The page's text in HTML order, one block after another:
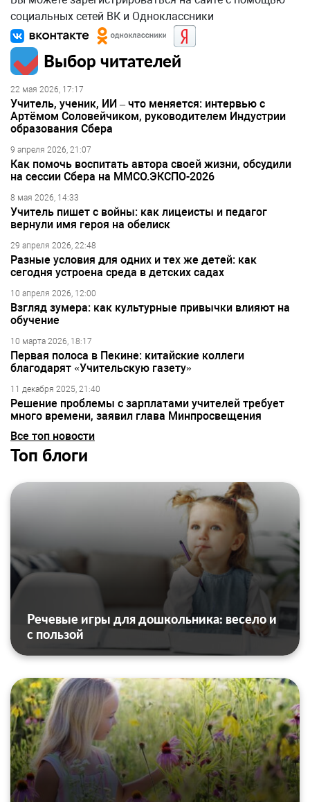
социальных сетей ВК и Одноклассники
Выбор читателей
22 мая 2026, 17:17
Учитель, ученик, ИИ – что меняется: интервью с
Артёмом Соловейчиком, руководителем Индустрии
образования Сбера
9 апреля 2026, 21:07
Как помочь воспитать автора своей жизни, обсудили
на сессии Сбера на ММСО.ЭКСПО-2026
8 мая 2026, 14:33
Учитель пишет с войны: как лицеисты и педагог
вернули имя героя на обелиск
29 апреля 2026, 22:48
Разные условия для одних и тех же детей: как
сегодня устроена среда в детских садах
10 апреля 2026, 12:00
Взгляд зумера: как культурные привычки влияют на
обучение
10 марта 2026, 18:17
Первая полоса в Пекине: китайские коллеги
благодарят «Учительскую газету»
11 декабря 2025, 21:40
Решение проблемы с зарплатами учителей требует
много времени, заявил глава Минпросвещения
Все топ новости
Топ блоги
Речевые игры для дошкольника: весело и
с пользой